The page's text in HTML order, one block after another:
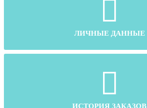
ЛИЧНЫЕ ДАННЫЕ
ИСТОРИЯ ЗАКАЗОВ